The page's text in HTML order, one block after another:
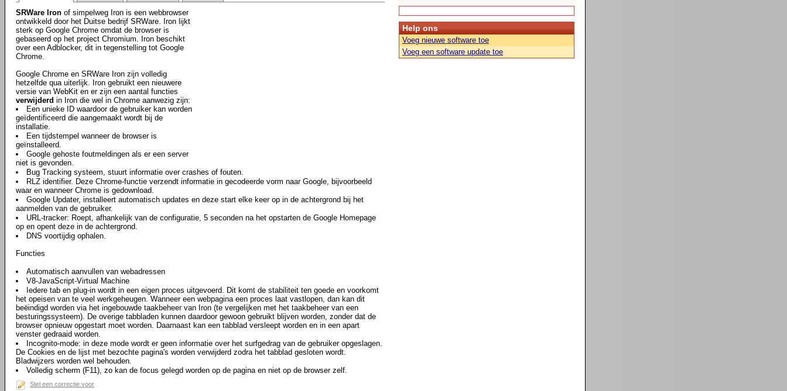
SRWare Iron of simpelweg Iron is een webbrowser
ontwikkeld door het Duitse bedrijf SRWare. Iron lijkt
sterk op Google Chrome omdat de browser is
gebaseerd op het project Chromium. Iron beschikt
over een Adblocker, dit in tegenstelling tot Google
Chrome.
Google Chrome en SRWare Iron zijn volledig
hetzelfde qua uiterlijk. Iron gebruikt een nieuwere
versie van WebKit en er zijn een aantal functies
verwijderd in Iron die wel in Chrome aanwezig zijn:
Een unieke ID waardoor de gebruiker kan worden
geïdentificeerd die aangemaakt wordt bij de
installatie.
Een tijdstempel wanneer de browser is
geïnstalleerd.
Google gehoste foutmeldingen als er een server
niet is gevonden.
Bug Tracking systeem, stuurt informatie over crashes of fouten.
RLZ identifier. Deze Chrome-functie verzendt informatie in gecodeerde vorm naar Google, bijvoorbeeld
waar en wanneer Chrome is gedownload.
Google Updater, installeert automatisch updates en deze start elke keer op in de achtergrond bij het
aanmelden van de gebruiker.
URL-tracker: Roept, afhankelijk van de configuratie, 5 seconden na het opstarten de Google Homepage
op en opent deze in de achtergrond.
DNS voortijdig ophalen.
Functies
Automatisch aanvullen van webadressen
V8-JavaScript-Virtual Machine
Iedere tab en plug-in wordt in een eigen proces uitgevoerd. Dit komt de stabiliteit ten goede en voorkomt
het opeisen van te veel werkgeheugen. Wanneer een webpagina een proces laat vastlopen, dan kan dit
beëindigd worden via het ingebouwde taakbeheer van Iron (te vergelijken met het taakbeheer van een
besturingssysteem). De overige tabbladen kunnen daardoor gewoon gebruikt blijven worden, zonder dat de
browser opnieuw opgestart moet worden. Daarnaast kan een tabblad versleept worden en in een apart
venster gedraaid worden.
Incognito-mode: in deze mode wordt er geen informatie over het surfgedrag van de gebruiker opgeslagen.
De Cookies en de lijst met bezochte pagina's worden verwijderd zodra het tabblad gesloten wordt.
Bladwijzers worden wel behouden.
Volledig scherm (F11), zo kan de focus gelegd worden op de pagina en niet op de browser zelf.
Stel een correctie voor
Help ons
Voeg nieuwe software toe
Voeg een software update toe